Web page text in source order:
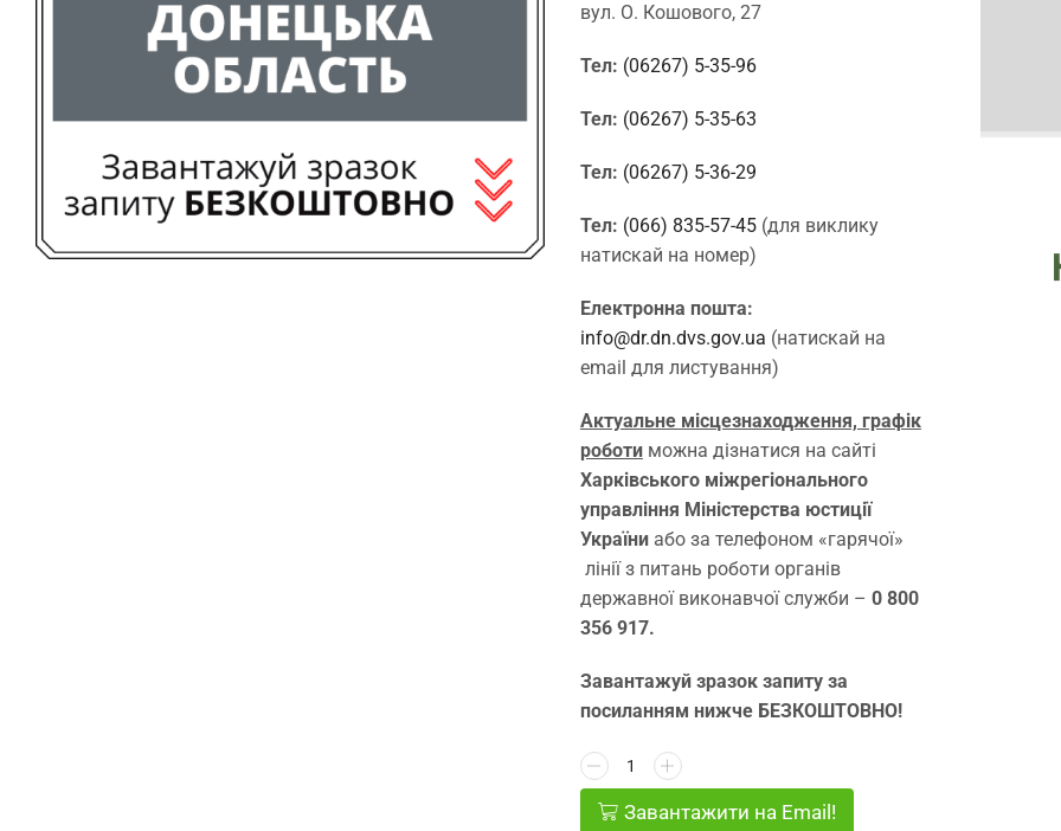
вул. О. Кошового, 27
Тел: (06267) 5-35-96
Тел: (06267) 5-35-63
Тел: (06267) 5-36-29
Тел: (066) 835-57-45(для виклику
натискай на номер)
Електронна пошта:
info@dr.dn.dvs.gov.ua (натискай на
email для листування)
Актуальне місцезнаходження, графік
роботиможна дізнатися на сайті
Харківського міжрегіонального
управління Міністерства юстиції
України або за телефоном «гарячої»
лінії з питань роботи органів
державної виконавчої служби – 0 800
356 917.
Завантажуй зразок запиту за
посиланням нижче БЕЗКОШТОВНО!
Завантажити на Email!